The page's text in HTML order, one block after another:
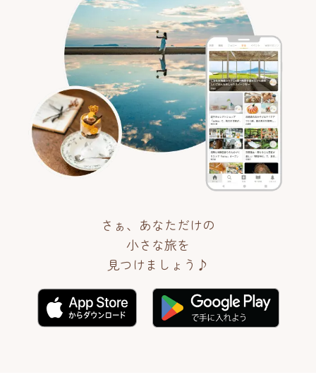
さぁ、あなただけの
小さな旅を
見つけましょう♪